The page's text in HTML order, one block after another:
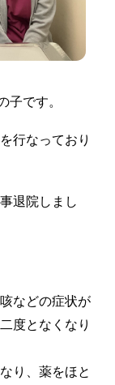
子です。
行なっており
退院しまし
などの症状が
度となくなり
り、薬をほと